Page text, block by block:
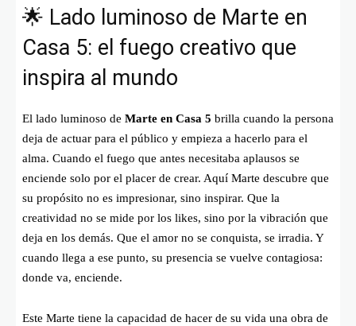
🌟 Lado luminoso de Marte en
Casa 5: el fuego creativo que
inspira al mundo
El lado luminoso de Marte en Casa 5 brilla cuando la persona
deja de actuar para el público y empieza a hacerlo para el
alma. Cuando el fuego que antes necesitaba aplausos se
enciende solo por el placer de crear. Aquí Marte descubre que
su propósito no es impresionar, sino inspirar. Que la
creatividad no se mide por los likes, sino por la vibración que
deja en los demás. Que el amor no se conquista, se irradia. Y
cuando llega a ese punto, su presencia se vuelve contagiosa:
donde va, enciende.
Este Marte tiene la capacidad de hacer de su vida una obra de